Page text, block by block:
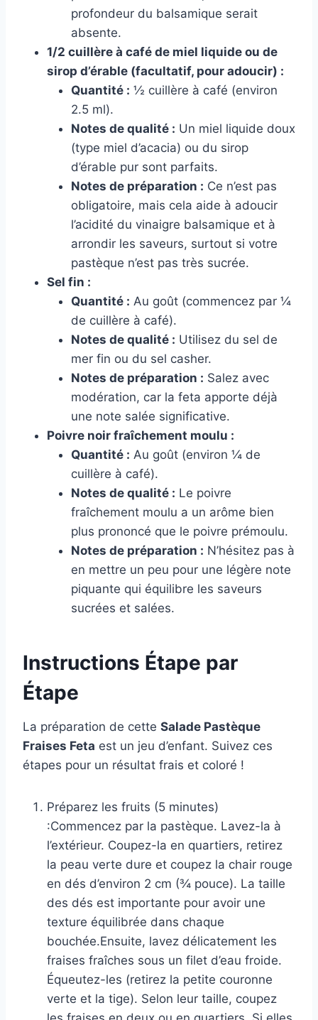
profondeur du balsamique serait
absente.
1/2 cuillère à café de miel liquide ou de
sirop d’érable (facultatif, pour adoucir) :
Quantité : ½ cuillère à café (environ
2.5 ml).
Notes de qualité : Un miel liquide doux
(type miel d’acacia) ou du sirop
d’érable pur sont parfaits.
Notes de préparation : Ce n’est pas
obligatoire, mais cela aide à adoucir
l’acidité du vinaigre balsamique et à
arrondir les saveurs, surtout si votre
pastèque n’est pas très sucrée.
Sel fin :
Quantité : Au goût (commencez par ¼
de cuillère à café).
Notes de qualité : Utilisez du sel de
mer fin ou du sel casher.
Notes de préparation : Salez avec
modération, car la feta apporte déjà
une note salée significative.
Poivre noir fraîchement moulu :
Quantité : Au goût (environ ¼ de
cuillère à café).
Notes de qualité : Le poivre
fraîchement moulu a un arôme bien
plus prononcé que le poivre prémoulu.
Notes de préparation : N’hésitez pas à
en mettre un peu pour une légère note
piquante qui équilibre les saveurs
sucrées et salées.
Instructions Étape par
Étape
La préparation de cette Salade Pastèque
Fraises Feta est un jeu d’enfant. Suivez ces
étapes pour un résultat frais et coloré !
Préparez les fruits (5 minutes)
:Commencez par la pastèque. Lavez-la à
l’extérieur. Coupez-la en quartiers, retirez
la peau verte dure et coupez la chair rouge
en dés d’environ 2 cm (¾ pouce). La taille
des dés est importante pour avoir une
texture équilibrée dans chaque
bouchée.Ensuite, lavez délicatement les
fraises fraîches sous un filet d’eau froide.
Équeutez-les (retirez la petite couronne
verte et la tige). Selon leur taille, coupez